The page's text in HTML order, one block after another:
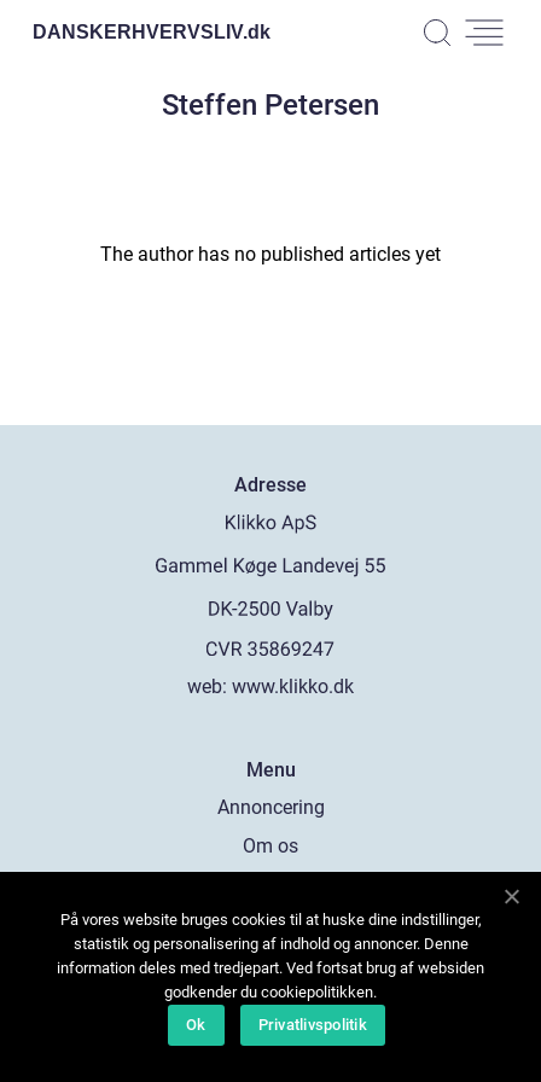
DANSKERHVERVSLIV.dk
Steffen Petersen
The author has no published articles yet
Adresse
web: www.klikko.dk
Menu
Annoncering
Om os
Kontakt os
Sitemap
På vores website bruges cookies til at huske dine indstillinger,
statistik og personalisering af indhold og annoncer. Denne
information deles med tredjepart. Ved fortsat brug af websiden
godkender du cookiepolitikken.
Ok
Privatlivspolitik